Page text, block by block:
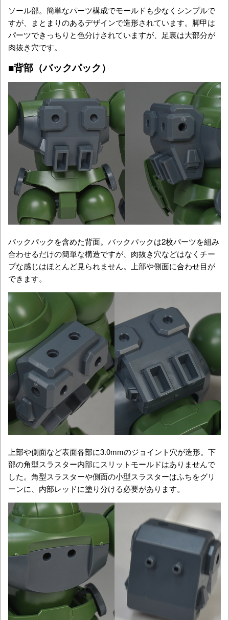
ソール部。簡単なパーツ構成でモールドも少なくシンプルで
すが、まとまりのあるデザインで造形されています。脚甲は
パーツできっちりと色分けされていますが、足裏は大部分が
肉抜き穴です。
■背部（バックパック）
バックパックを含めた背面。バックパックは2枚パーツを組み
合わせるだけの簡単な構造ですが、肉抜き穴などはなくチー
プな感じはほとんど見られません。上部や側面に合わせ目が
できます。
上部や側面など表面各部に3.0mmのジョイント穴が造形。下
部の角型スラスター内部にスリットモールドはありませんで
した。角型スラスターや側面の小型スラスターはふちをグリ
ーンに、内部レッドに塗り分ける必要があります。